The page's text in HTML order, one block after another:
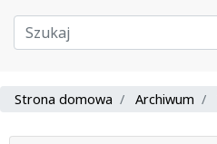
Strona domowa Archiwum